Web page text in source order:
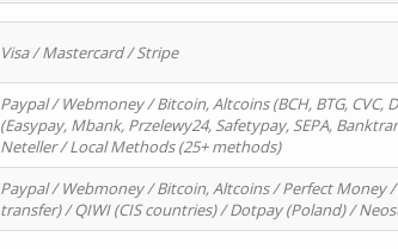
Visa / Mastercard / Stripe
Paypal / Webmoney / Bitcoin, Altcoins (BCH, BTG, CVC,
(Easypay, Mbank, Przelewy24, Safetypay, SEPA,
Neteller / Local Methods (25+ methods)
Paypal / Webmoney / Bitcoin, Altcoins / Perfect
transfer) / QIWI (CIS countries) / Dotpay (Poland) /